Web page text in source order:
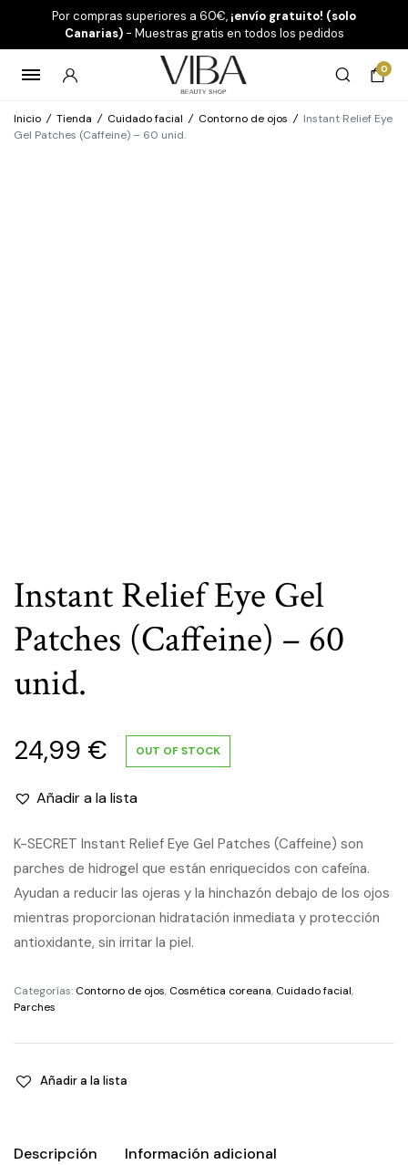
Por compras superiores a 60€, ¡envío gratuito! (solo
Canarias)- Muestras gratis en todos los pedidos
0
Inicio / Tienda / Cuidado facial / Contorno de ojos / Instant Relief Eye
Gel Patches (Caffeine) – 60 unid.
Instant Relief Eye Gel
Patches (Caffeine) – 60
unid.
24,99 € OUT OF STOCK
Añadir a la lista
K-SECRET Instant Relief Eye Gel Patches (Caffeine) son
parches de hidrogel que están enriquecidos con cafeína.
Ayudan a reducir las ojeras y la hinchazón debajo de los ojos
mientras proporcionan hidratación inmediata y protección
antioxidante, sin irritar la piel.
Categorías: Contorno de ojos, Cosmética coreana, Cuidado facial,
Parches
Añadir a la lista
Descripción
Información adicional